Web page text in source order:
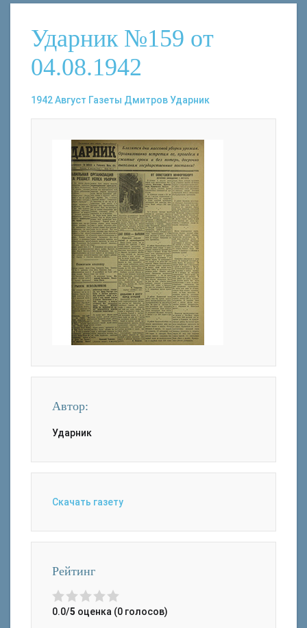
Ударник №159 от
04.08.1942
1942Август Газеты ДмитровУдарник
Автор:
Ударник
Скачать газету
Рейтинг
0.0/5 оценка (0 голосов)